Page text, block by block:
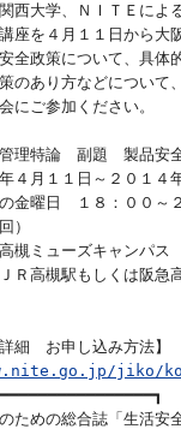
大学、ＮＩＴＥによ
を４月１１日から大
政策について、具体
あり方などについて
ご参加ください。
理特論　副題　製品
月１１日～２０１４
１８：００～２
ミューズキャンパス
駅もしくは阪急高
細　お申し込み方
jiko/
めの総合誌「生活安